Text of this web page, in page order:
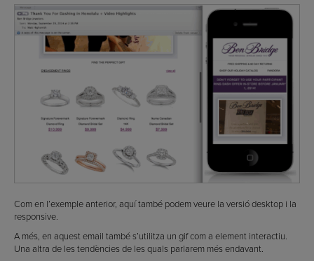
Com en l’exemple anterior, aquí també podem veure la versió desktop i la
responsive.
A més, en aquest email també s’utilitza un gif com a element interactiu.
Una altra de les tendències de les quals parlarem més endavant.